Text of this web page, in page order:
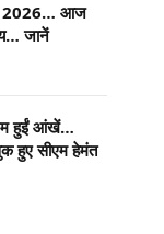
2026… आज
जानें
हुईं आंखें…
हुए सीएम हेमंत